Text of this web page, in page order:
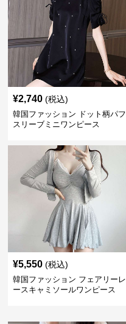
¥2,740 (税込)
韓国ファッション ドット柄パフ
スリーブミニワンピース
¥5,550 (税込)
韓国ファッション フェアリーレ
ースキャミソールワンピース